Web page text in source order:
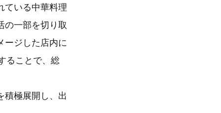
ている中華料理
の一部を切り取
ージした店内に
ることで、総
極展開し、出